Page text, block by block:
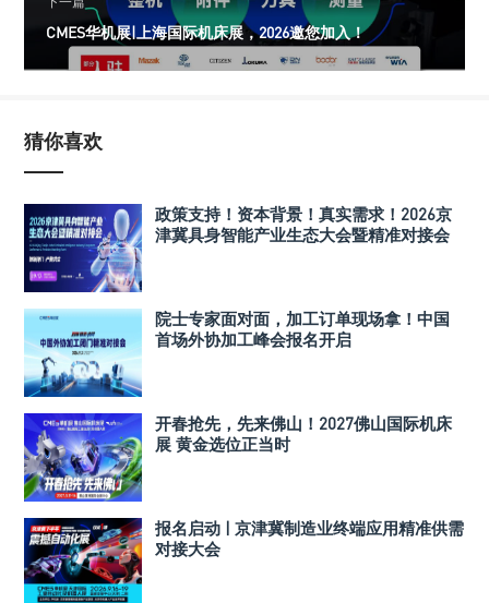
CMES华机展|上海国际机床展，2026邀您加入！
猜你喜欢
政策支持！资本背景！真实需求！2026京
津冀具身智能产业生态大会暨精准对接会
院士专家面对面，加工订单现场拿！中国
首场外协加工峰会报名开启
开春抢先，先来佛山！2027佛山国际机床
展 黄金选位正当时
报名启动 | 京津冀制造业终端应用精准供需
对接大会